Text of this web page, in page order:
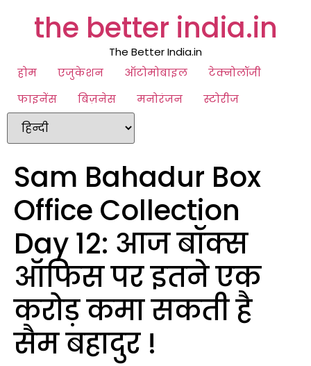
the better india.in
The Better India.in
होम
एजुकेशन ऑटोमोबाइल
टेक्नोलॉजी
फाइनेंस
बिज़नेस मनोरंजन स्टोरीज
Sam Bahadur Box
Office Collection
Day 12: आज बॉक्स
ऑफिस पर इतने एक
करोड़ कमा सकती है
सैम बहादुर !